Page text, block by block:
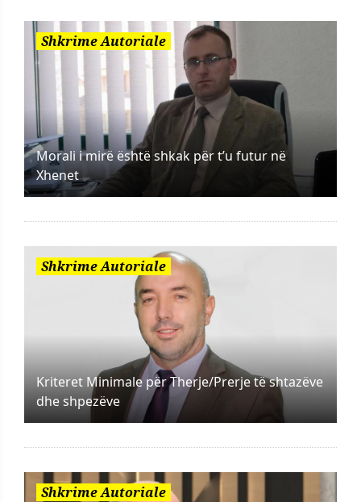
Shkrime Autoriale
Morali i mirë është shkak për t’u futur në
Xhenet
Shkrime Autoriale
Kriteret Minimale për Therje/Prerje të shtazëve
dhe shpezëve
Shkrime Autoriale